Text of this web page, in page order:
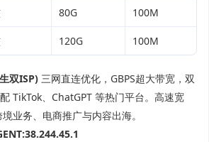
80G 100M
120G 100M
双ISP) 三网直连优化，GBPS超大带宽，双
TikTok、ChatGPT 等热门平台。高速宽
业务、电商推广与内容出海。